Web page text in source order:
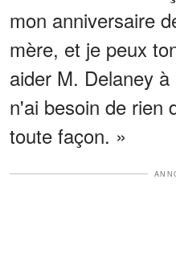
mon anniversaire
mère, et je peux
aider M. Delaney
n'ai besoin de rien
toute façon. »